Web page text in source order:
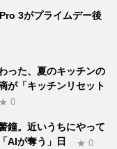
3がプライムデー後
った、夏のキッチンの
が「キッチンリセット
★ 0
鐘。近いうちにやって
AIが奪う」日
★ 0